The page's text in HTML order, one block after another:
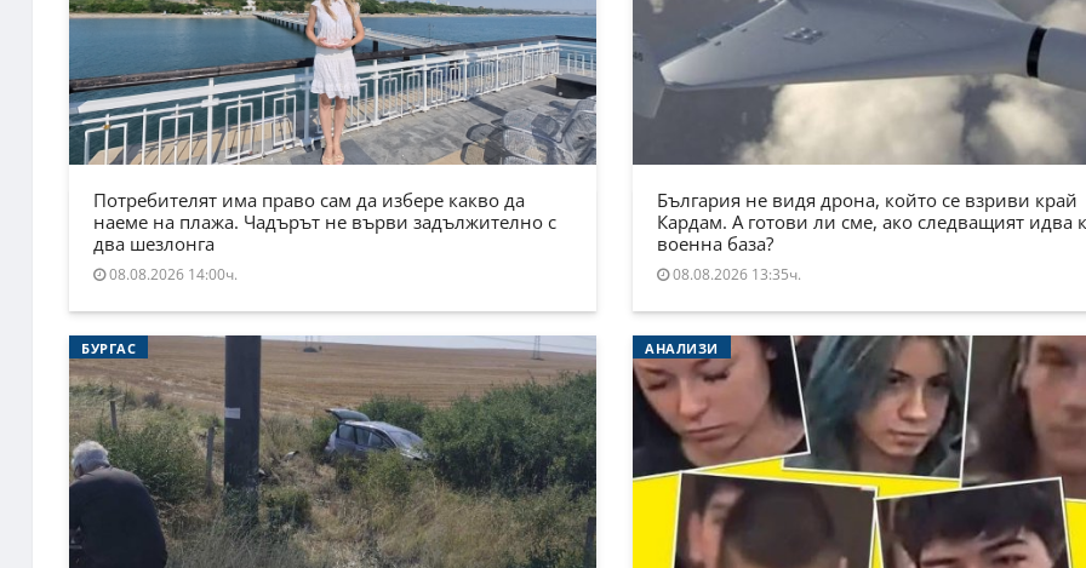
Потребителят има право сам да избере какво да
наеме на плажа. Чадърът не върви задължително с
два шезлонга
08.08.2026 14:00ч.
България не видя дрона, който се взриви край
Кардам. А готови ли сме, ако следващият идва
военна база?
08.08.2026 13:35ч.
БУРГАС АНАЛИЗИ